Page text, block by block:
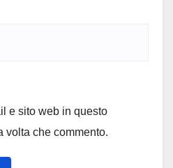
e sito web in questo
volta che commento.